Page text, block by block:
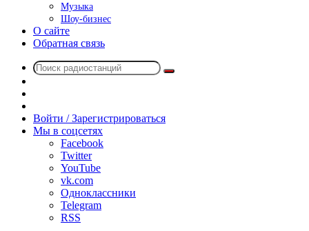
Музыка
Шоу-бизнес
О сайте
Обратная связь
Поиск
радио
Войти / Зарегистрироваться
Мы в соцсетях
Facebook
Twitter
YouTube
vk.com
Одноклассники
Telegram
RSS